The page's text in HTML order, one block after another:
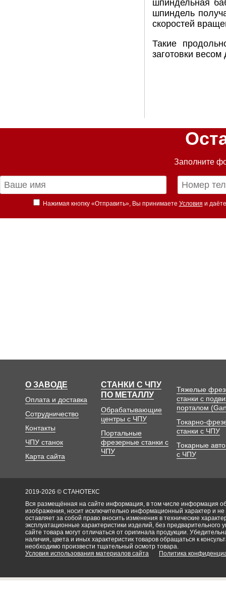
шпиндельная
шпиндель
скоростей
Такие
заготовки весом
Заполните
Нажимая кнопку «Отправить», Вы принимаете Условия и
О ЗАВОДЕ
Оплата и доставка
Сотрудничество
Контакты
ЧПУ станок
Карта сайта
СТАНКИ С ЧПУ
ПО МЕТАЛЛУ
Обрабатывающие
центры с ЧПУ
Портальные
фрезерные станки с
ЧПУ
Тяжелые
станки с
порталом
Токарно-
станки с ЧПУ
Токарные
с ЧПУ
2019-2026 © СТАНОТЕКС
Вся размещённая на сайте информация, в том числе информация об
изображения, носит исключительно информационный характер и
оставляет за собой право вносить изменения в технические
эксплуатационные характеристики изделий, без
сайте товара могут отличаться от оригинала продукции.
наличия, цвета и иных характеристик товаров обращаться к
необходимо произвести тщательный осмотр товара.
Условия использования материалов сайта
Политика